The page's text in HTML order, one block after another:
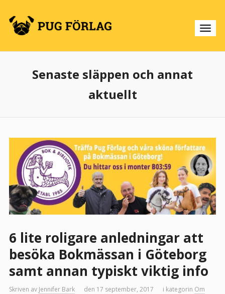
Senaste släppen och annat
aktuellt
6 lite roligare anledningar att
besöka Bokmässan i Göteborg
samt annan typiskt viktig info
Skriven av Jennifer Bark den 17 september, 2017 i kategorin Om